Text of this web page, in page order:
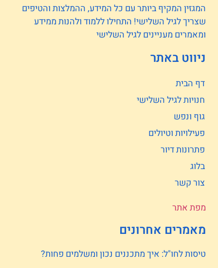
המגזין המקיף ביותר עם כל המידע, ההמלצות והטיפים
שצריך לגיל השלישי! התחילו ללמוד ולהנות ממידע
ומאמרים מעניינים לגיל השלישי
ניווט באתר
דף הבית
חנויות לגיל השלישי
גוף ונפש
פעילויות וטיולים
פתרונות דיור
בלוג
צור קשר
מפת אתר
מאמרים אחרונים
טיסות לחו"ל: איך מתכננים נכון ומשלמים פחות?